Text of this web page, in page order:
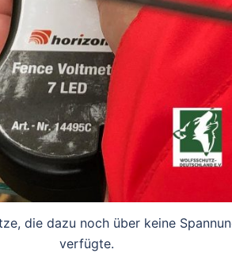
die dazu noch über keine
verfügte.